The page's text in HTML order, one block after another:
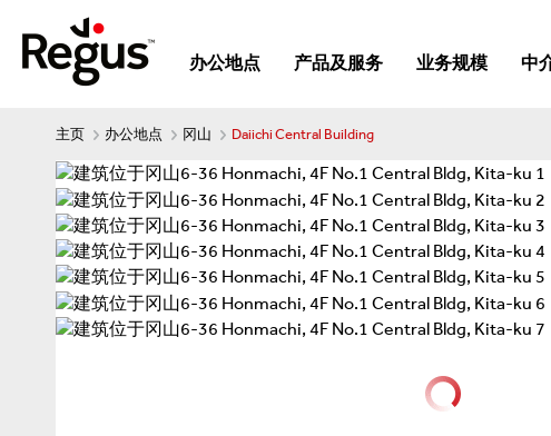
办公地点 产品及服务 业务规模 中
主页 办公地点 冈山 Daiichi Central Building